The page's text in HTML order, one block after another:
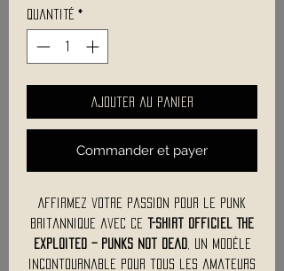
Quantité *
Ajouter au panier
Commander et payer
Affirmez votre passion pour le punk
britannique avec ce
t-shirt officiel The
Exploited – Punks Not Dead
, un modèle
incontournable pour tous les amateurs